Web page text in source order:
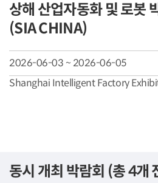
상해 산업자동화 및 로봇
(SIA CHINA)
2026-06-03 ~ 2026-06-05
Shanghai Intelligent Factory
동시 개최 박람회 (총 4개